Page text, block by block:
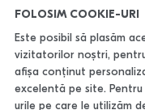
INFORMAȚII
CONTACTE
FOLOSIM COOKIE-URI
Este posibil să plasăm
vizitatorilor noștri,
afișa conținut
excelentă pe site.
urile pe care le utilizăm